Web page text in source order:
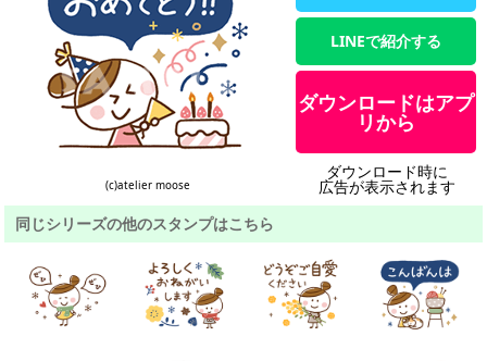
(c)atelier moose
LINEで紹介する
ダウンロードはアプ
リから
ダウンロード時に
広告が表示されます
同じシリーズの他のスタンプはこちら